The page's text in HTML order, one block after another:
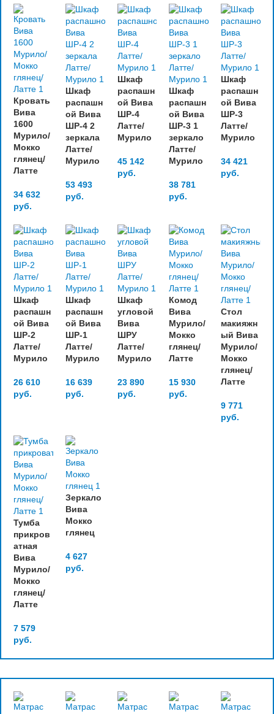
Кровать
Вива
1600
Мурило/
Мокко
глянец/
Латте
34 632
руб.
Шкаф
распашн
ой Вива
ШР-4 2
зеркала
Латте/
Мурило
53 493
руб.
Шкаф
распашн
ой Вива
ШР-4
Латте/
Мурило
45 142
руб.
Шкаф
распашн
ой Вива
ШР-3 1
зеркало
Латте/
Мурило
38 781
руб.
Шкаф
распашн
ой Вива
ШР-3
Латте/
Мурило
34 421
руб.
Шкаф
распашн
ой Вива
ШР-2
Латте/
Мурило
26 610
руб.
Шкаф
распашн
ой Вива
ШР-1
Латте/
Мурило
16 639
руб.
Шкаф
угловой
Вива
ШРУ
Латте/
Мурило
23 890
руб.
Комод
Вива
Мурило/
Мокко
глянец/
Латте
15 930
руб.
Стол
макияжн
ый Вива
Мурило/
Мокко
глянец/
Латте
9 771
руб.
Тумба
прикров
атная
Вива
Мурило/
Мокко
глянец/
Латте
7 579
руб.
Зеркало
Вива
Мокко
глянец
4 627
руб.